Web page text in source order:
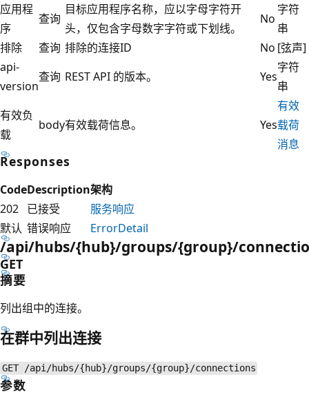
应用程
序
查询
目标应用程序名称，应以字母字符开
头，仅包含字母数字字符或下划线。
No
字符
串
排除
查询 排除的连接ID No [弦声]
api-
version
查询 REST API 的版本。 Yes
字符
串
有效负
载
body有效载荷信息。 Yes
有效
载荷
消息
Responses
CodeDescription架构
202 已接受
服务响应
默认 错误响应 ErrorDetail
/api/hubs/{hub}/groups/{group}/
GET
摘要
列出组中的连接。
在群中列出连接
GET /api/hubs/{hub}/groups/{group}/connections
参数